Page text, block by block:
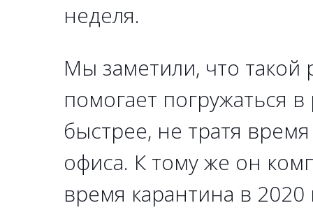
неделя.
Мы заметили, что
помогает погружаться
быстрее, не тратя
офиса. К тому же он
время карантина в